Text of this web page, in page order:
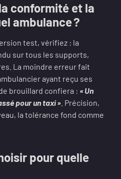
conformité et la
ambulance ?
test, vérifiez : la
sur tous les supports,
La moindre erreur fait
ayant reçu ses
brouillard confiera : « Un
pour un taxi » . Précision,
la tolérance fond comme
pour quelle